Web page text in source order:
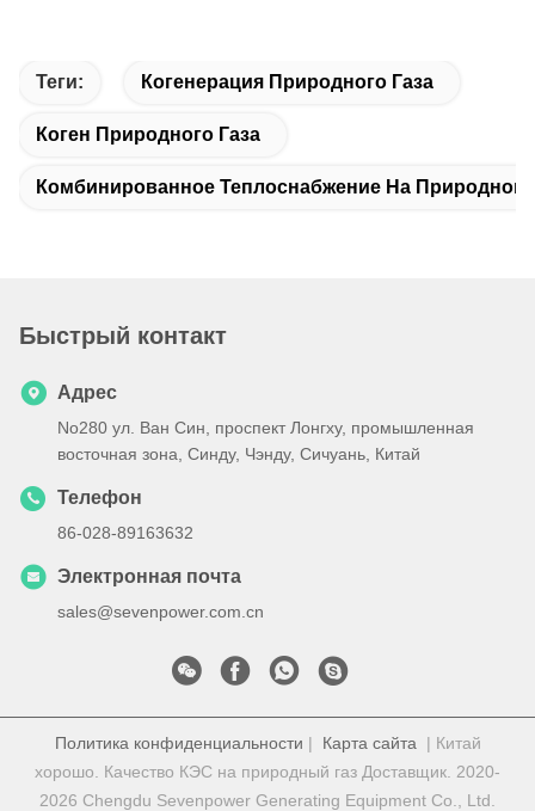
Теги: Когенерация Природного Газа
Коген Природного Газа
Комбинированное Теплоснабжение На Природном
Быстрый контакт
Адрес
No280 ул. Ван Син, проспект Лонгху, промышленная
восточная зона, Синду, Чэнду, Сичуань, Китай
Телефон
86-028-89163632
Электронная почта
sales@sevenpower.com.cn
Политика конфиденциальности | Карта сайта | Китай
хорошо. Качество КЭС на природный газ Доставщик. 2020-
2026 Chengdu Sevenpower Generating Equipment Co., Ltd.